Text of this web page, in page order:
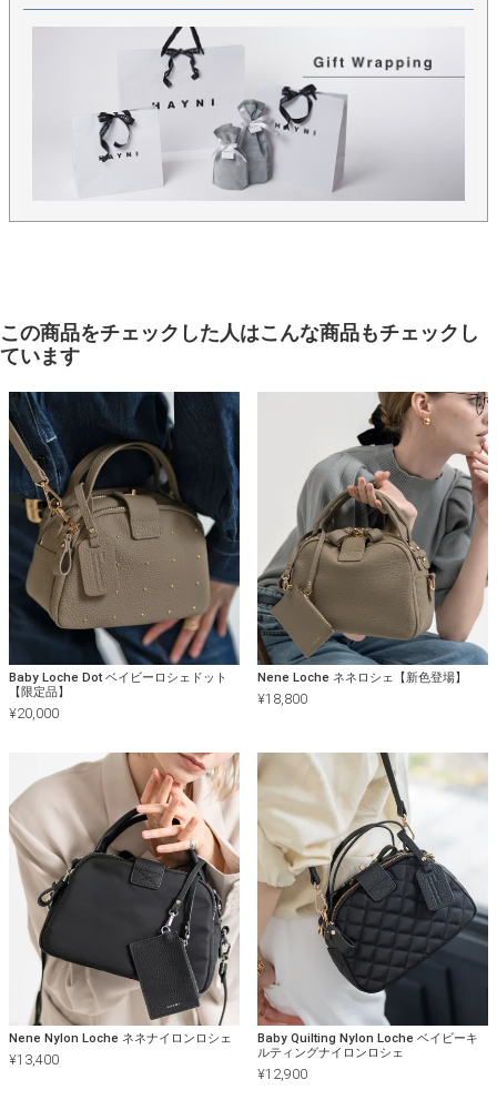
この商品をチェックした人はこんな商品もチェックし
ています
Baby Loche Dot ベイビーロシェドット
【限定品】
¥20,000
Nene Loche ネネロシェ【新色登場】
¥18,800
Nene Nylon Loche ネネナイロンロシェ
¥13,400
Baby Quilting Nylon Loche ベイビーキ
ルティングナイロンロシェ
¥12,900